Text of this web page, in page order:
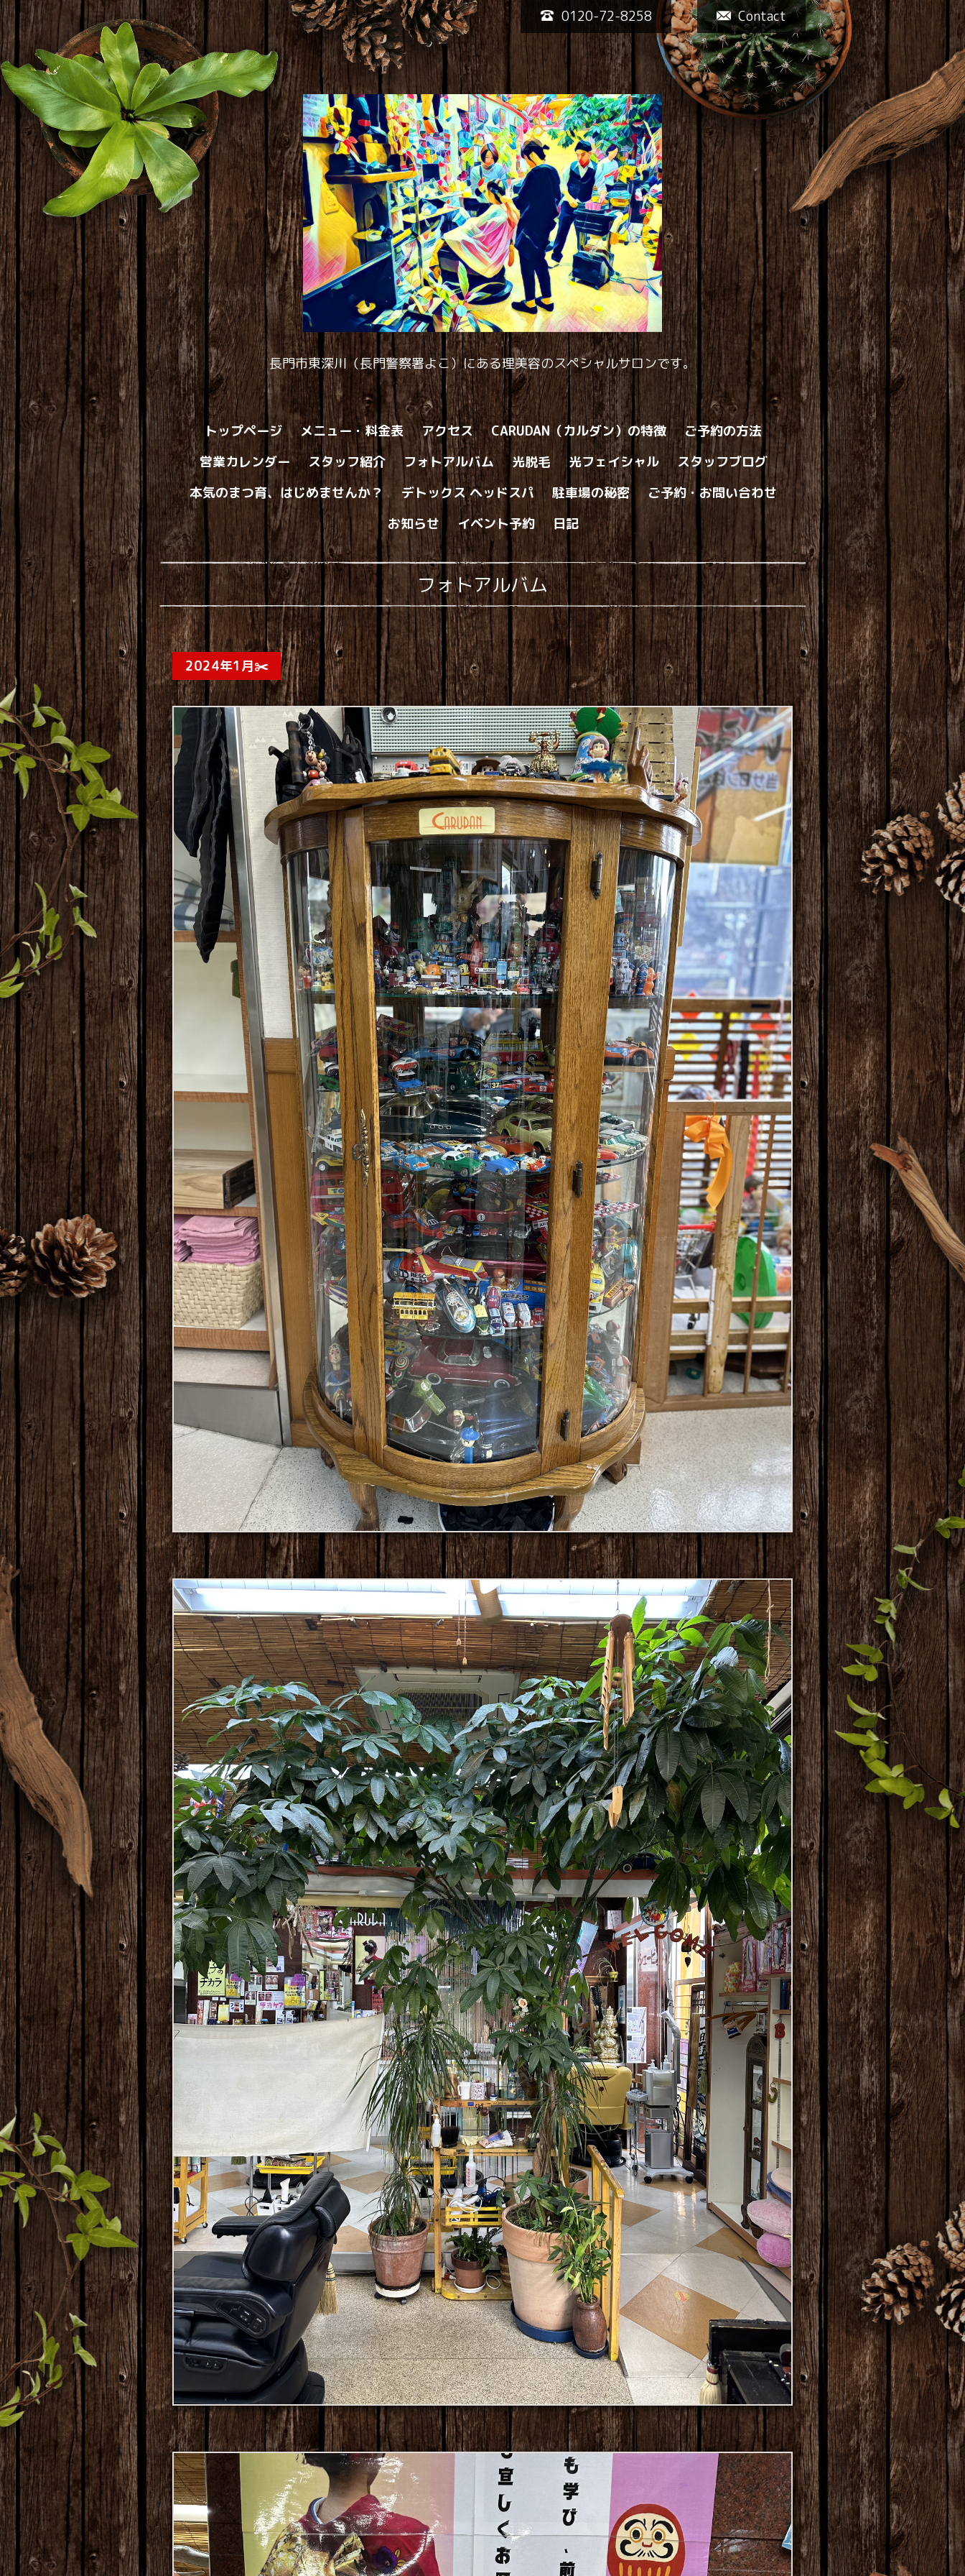
Contact
0120-72-8258
長門市東深川（長門警察署よこ）にある理美容のスペシャルサロンです。
トップページ メニュー・料金表 アクセス CARUDAN（カルダン）の特徴
ご予約の方法
営業カレンダー
スタッフ紹介 フォトアルバム 光脱毛 光フェイシャル
スタッフブログ
本気のまつ育、はじめませんか？
デトックス ヘッドスパ 駐車場の秘密
ご予約・お問い合わせ
お知らせ
イベント予約 日記
フォトアルバム
2024年1月✂️